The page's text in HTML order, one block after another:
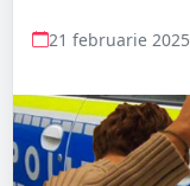
21 februarie 2025